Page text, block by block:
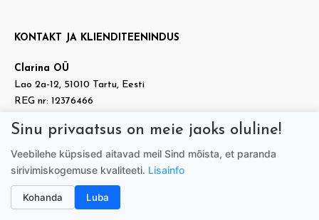
KONTAKT JA KLIENDITEENINDUS
Clarina OÜ
Lao 2a-12, 51010 Tartu, Eesti
REG nr: 12376466
 info@doradora.ee
 https://www.facebook.com/doradora.ee
+372 505 7005
Sinu privaatsus on meie jaoks oluline!
Veebilehe küpsised aitavad meil Sind mõista, et paranda
sirivimiskogemuse kvaliteeti. Lisainfo
Kohanda Luba